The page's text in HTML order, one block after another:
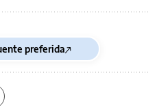
preferida